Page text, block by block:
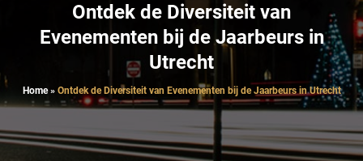
Ontdek de Diversiteit van
Evenementen bij de Jaarbeurs in
Utrecht
Home» Ontdek de Diversiteit van Evenementen bij de Jaarbeurs in Utrecht